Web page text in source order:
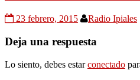
23 febrero, 2015 Radio Ipiales
Deja una respuesta
Lo siento, debes estarconectado